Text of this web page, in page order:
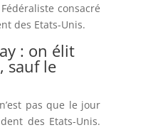
consacré
des Etats-Unis.
: on élit
sauf le
pas que le jour
des Etats-Unis.